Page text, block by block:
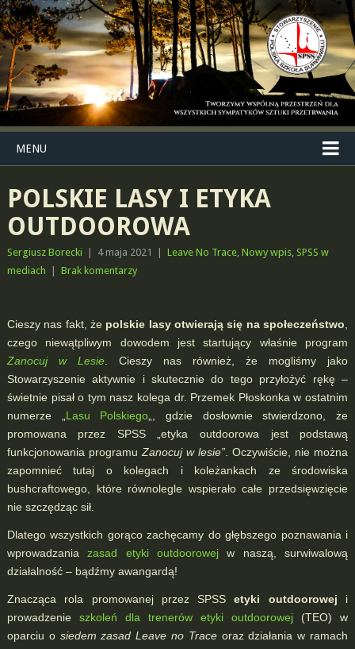
MENU
POLSKIE LASY I ETYKA
OUTDOOROWA
Sergiusz Borecki 4 maja 2021 Leave No Trace, Nowy wpis, SPSS w
mediach
Brak komentarzy
Cieszy nas fakt, że polskie lasy otwierają się na społeczeństwo
czego niewątpliwym dowodem jest startujący właśnie program
Zanocuj w Lesie. Cieszy nas również, że mogliśmy jako
Stowarzyszenie aktywnie i skutecznie do tego przyłożyć rękę –
świetnie pisał o tym nasz kolega dr. Przemek Płoskonka w ostatnim
numerze „ Lasu Polskiego „, gdzie dosłownie stwierdzono, że
promowana przez SPSS „etyka outdoorowa jest podstawą
funkcjonowania programu Zanocuj w lesie” . Oczywiście, nie można
zapomnieć tutaj o kolegach i koleżankach ze środowiska
bushcraftowego, które równolegle wspierało całe przedsięwzięcie
nie szczędząc sił.
Dlatego wszystkich gorąco zachęcamy do głębszego poznawania i
wprowadzaniazasad etyki outdoorowej w naszą, surwiwalową
działalność – bądźmy awangardą!
Znacząca rola promowanej przez SPSSetyki outdoorowej i
prowadzenie szkoleń dla trenerów etyki outdoorowej (TEO) w
oparciu o siedem zasad Leave no Trace oraz działania w ramach